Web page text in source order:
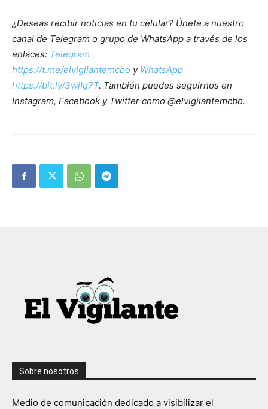
¿Deseas recibir noticias en tu celular? Únete a nuestro
canal de Telegram o grupo de WhatsApp a través de los
enlaces: Telegram
https://t.me/elvigilantemcbo y WhatsApp
https://bit.ly/3wjIg7T. También puedes seguirnos en
Instagram, Facebook y Twitter como @elvigilantemcbo.
Sobre nosotros
Medio de comunicación dedicado a visibilizar el